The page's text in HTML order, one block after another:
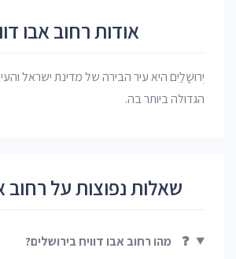
אודות רחוב אבו
יְרוּשָׁלַיִם היא עיר הבירה של מדינת ישראל
הגדולה ביותר בה.
שאלות נפוצות על רחוב
❓ מהו רחוב אבו דוויח בירושלים?